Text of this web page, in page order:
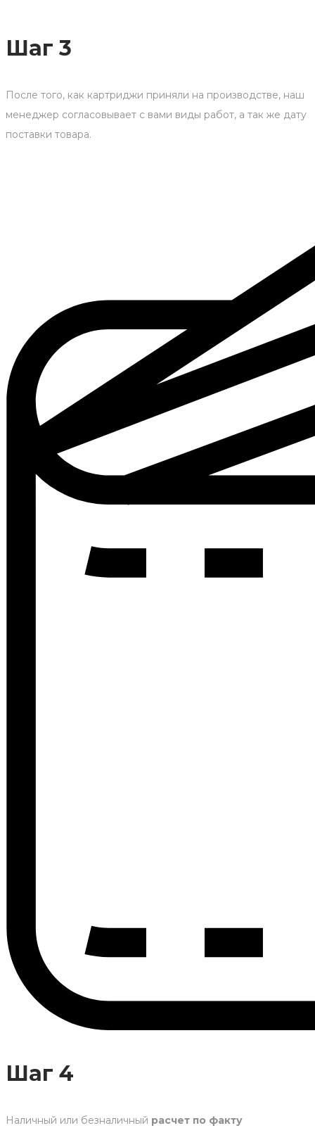
Шаг 3
После того, как картриджи приняли на производстве, наш
менеджер согласовывает с вами виды работ, а так же дату
поставки товара.
Шаг 4
Наличный или безналичный расчет по факту